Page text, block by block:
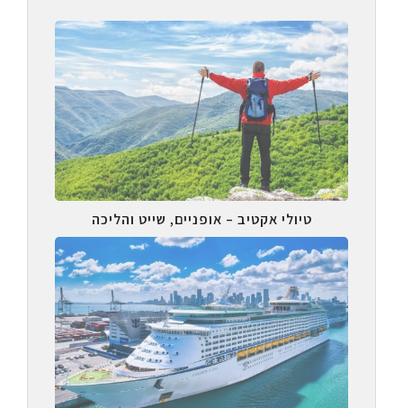
טיולי אקטיב – אופניים, שייט והליכה